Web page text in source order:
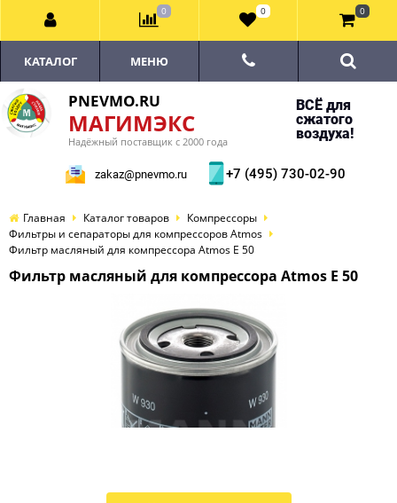
PNEVMO.RU
МАГИМЭКС
Надёжный поставщик с 2000 года
ВСЁ для
сжатого
воздуха!
zakaz@pnevmo.ru +7 (495) 730-02-90
КАТАЛОГ МЕНЮ
Главная Каталог товаров
Компрессоры
Фильтры и сепараторы для компрессоров Atmos
Фильтр масляный для компрессора Atmos E 50
Фильтр масляный для компрессора Atmos E 50
0 0 0